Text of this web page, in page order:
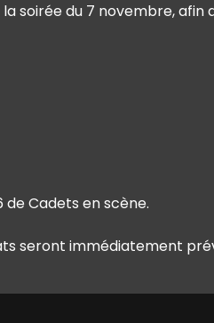
soirée du 7 novembre, afin
Cadets en scène.
seront immédiatement